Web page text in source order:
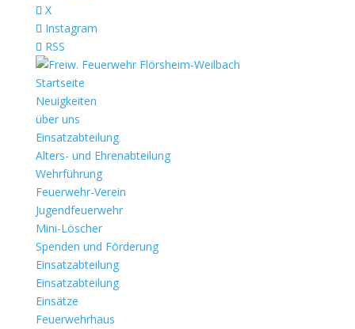
X
Instagram
RSS
Startseite
Neuigkeiten
über uns
Einsatzabteilung
Alters- und Ehrenabteilung
Wehrführung
Feuerwehr-Verein
Jugendfeuerwehr
Mini-Löscher
Spenden und Förderung
Einsatzabteilung
Einsatzabteilung
Einsätze
Feuerwehrhaus